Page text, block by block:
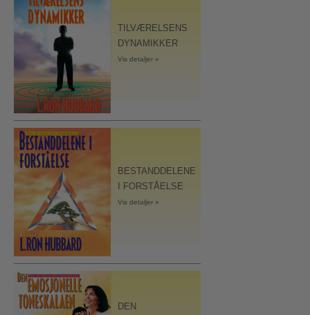
TILVÆRELSENS
DYNAMIKKER
Vis detaljer »
BESTANDDELENE
I FORSTÅELSE
Vis detaljer »
DEN